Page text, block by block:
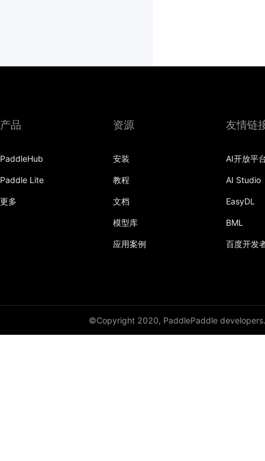
产品
PaddleHub
Paddle Lite
更多
资源
安装
教程
文档
模型库
应用案例
友情链
AI开放平
AI Studio
EasyDL
BML
百度开发
©Copyright 2020, PaddlePaddle developers.